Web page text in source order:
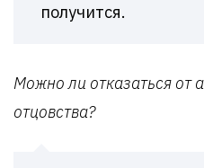
получится.
Можно ли отказаться от
отцовства?